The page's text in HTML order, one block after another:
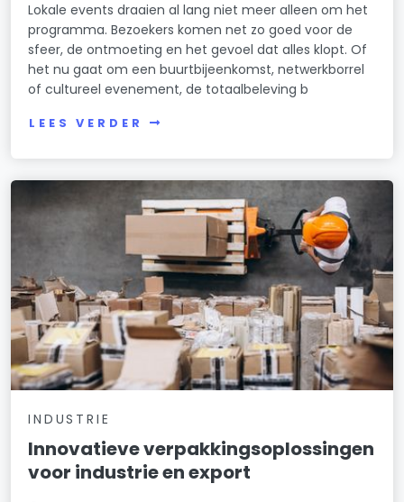
Lokale events draaien al lang niet meer alleen om het
programma. Bezoekers komen net zo goed voor de
sfeer, de ontmoeting en het gevoel dat alles klopt. Of
het nu gaat om een buurtbijeenkomst, netwerkborrel
of cultureel evenement, de totaalbeleving b
LEES VERDER
INDUSTRIE
Innovatieve verpakkingsoplossingen
voor industrie en export